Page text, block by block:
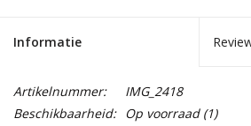
Informatie
Artikelnummer:
IMG_2418
Beschikbaarheid: Op voorraad(1)